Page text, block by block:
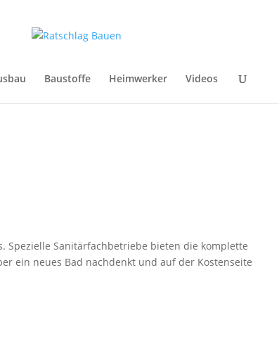
Baustoffe Heimwerker Videos
Spezielle Sanitärfachbetriebe bieten die komplette
ein neues Bad nachdenkt und auf der Kostenseite